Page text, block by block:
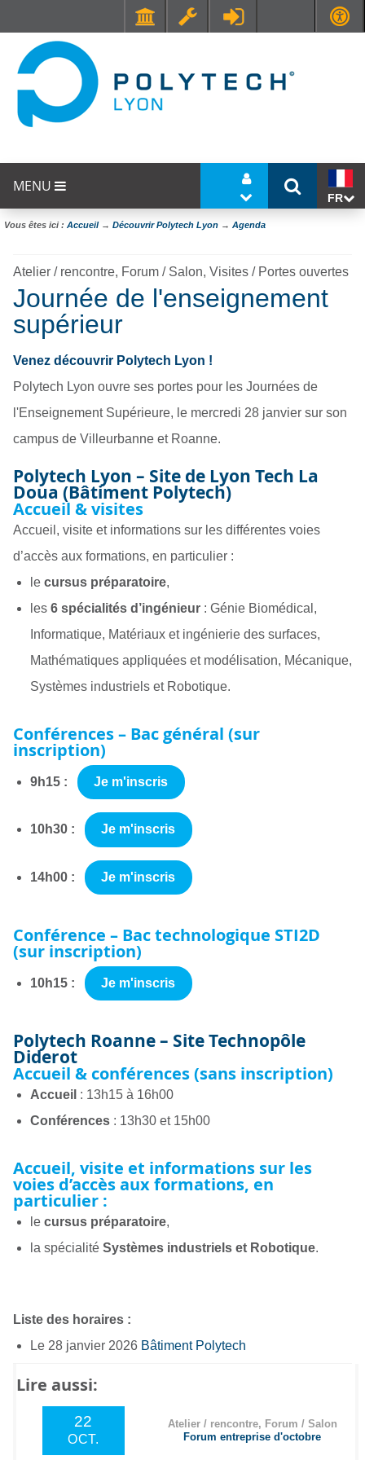
MENU
FR
Vous êtes ici : Accueil→ Découvrir Polytech Lyon → Agenda
Atelier / rencontre, Forum / Salon, Visites / Portes ouvertes
Journée de l'enseignement
supérieur
Venez découvrir Polytech Lyon !
Polytech Lyon ouvre ses portes pour les Journées de
l'Enseignement Supérieure, le mercredi 28 janvier sur son
campus de Villeurbanne et Roanne.
Polytech Lyon – Site de Lyon Tech La
Doua (Bâtiment Polytech)
Accueil & visites
Accueil, visite et informations sur les différentes voies
d’accès aux formations, en particulier :
le cursus préparatoire,
les 6 spécialités d’ingénieur: Génie Biomédical,
Informatique, Matériaux et ingénierie des surfaces,
Mathématiques appliquées et modélisation, Mécanique,
Systèmes industriels et Robotique.
Conférences – Bac général (sur
inscription)
9h15 : Je m'inscris
10h30 : Je m'inscris
14h00 : Je m'inscris
Conférence – Bac technologique STI2D
(sur inscription)
10h15 : Je m'inscris
Polytech Roanne – Site Technopôle
Diderot
Accueil & conférences (sans inscription)
Accueil : 13h15 à 16h00
Conférences: 13h30 et 15h00
Accueil, visite et informations sur les
voies d’accès aux formations, en
particulier :
le cursus préparatoire,
la spécialité Systèmes industriels et Robotique.
Liste des horaires :
Le 28 janvier 2026 Bâtiment Polytech
Lire aussi:
22
OCT.
Atelier / rencontre, Forum / Salon
Forum entreprise d'octobre